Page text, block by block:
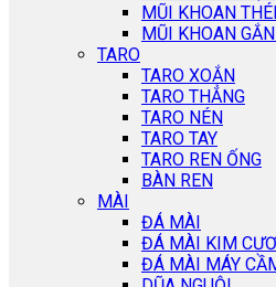
MŨI KHOAN
MŨI KHOAN
TARO
TARO XOẮN
TARO THẲNG
TARO NÉN
TARO TAY
TARO REN ỐNG
BÀN REN
MÀI
ĐÁ MÀI
ĐÁ MÀI KIM
ĐÁ MÀI MÁY